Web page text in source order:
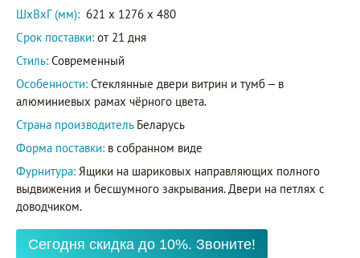
ШxВxГ (мм): 621 x 1276 x 480
Срок поставки: от 21 дня
Стиль: Современный
Особенности: Стеклянные двери витрин и тумб – в
алюминиевых рамах чёрного цвета.
Страна производитель Беларусь
Форма поставки: в собранном виде
Фурнитура: Ящики на шариковых направляющих полного
выдвижения и бесшумного закрывания. Двери на петлях с
доводчиком.
Сегодня скидка до 10%. Звоните!